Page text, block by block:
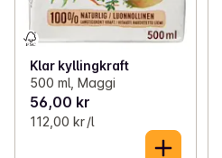
Klar kyllingkraft
500 ml, Maggi
56,00 kr
112,00 kr /l